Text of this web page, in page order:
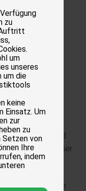
die im Laufe
durch Süß- und
im Süßwasser
zur
nur noch ein
zu
um
unseres
um die
keine
Einsatz. Um
zur
zu
Setzen von
Ihre
indem